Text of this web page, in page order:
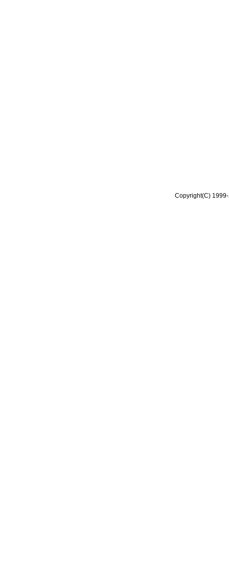
Copyright(C)